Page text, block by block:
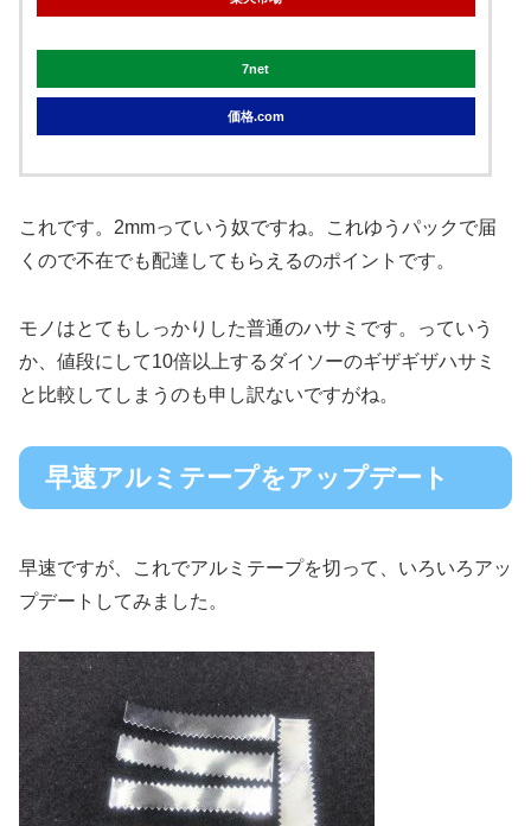
7net
価格.com
これです。2mmっていう奴ですね。これゆうパックで届
くので不在でも配達してもらえるのポイントです。
モノはとてもしっかりした普通のハサミです。っていう
か、値段にして10倍以上するダイソーのギザギザハサミ
と比較してしまうのも申し訳ないですがね。
早速アルミテープをアップデート
早速ですが、これでアルミテープを切って、いろいろアッ
プデートしてみました。